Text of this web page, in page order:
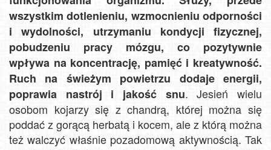
wszystkim dotlenieniu, wzmocnieniu odporności
i wydolności, utrzymaniu kondycji fizycznej,
pobudzeniu pracy mózgu, co pozytywnie
wpływa na koncentrację, pamięć i kreatywność.
Ruch na świeżym powietrzu dodaje energii,
poprawia nastrój i jakość snu. Jesień wielu
osobom kojarzy się z chandrą, której można się
poddać z gorącą herbatą i kocem, ale z którą można
też walczyć właśnie pozadomową aktywnością. Tak